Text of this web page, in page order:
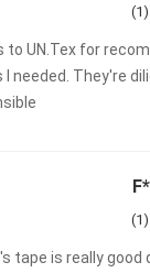
to UN.Tex for
I needed. They're
tape is really good